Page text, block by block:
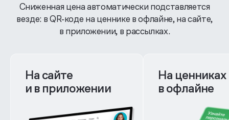
Сниженная цена автоматически подставляется
везде: в QR‑коде на ценнике в офлайне, на сайте,
в приложении, в рассылках.
На сайте
и в приложении
На ценниках
в офлайне